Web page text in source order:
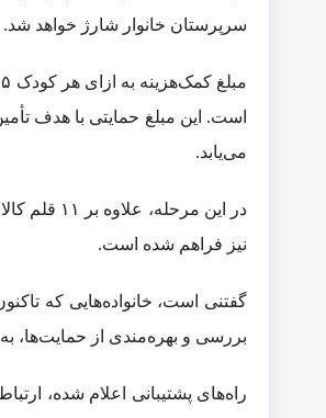
سرپرستان خانوار شارژ خواهد شد.
است. این مبلغ حمایتی با هدف
می‌یابد.
نیز فراهم شده است.
گفتنی است، خانواده‌هایی که
بررسی و بهره‌مندی از حمایت‌ها،